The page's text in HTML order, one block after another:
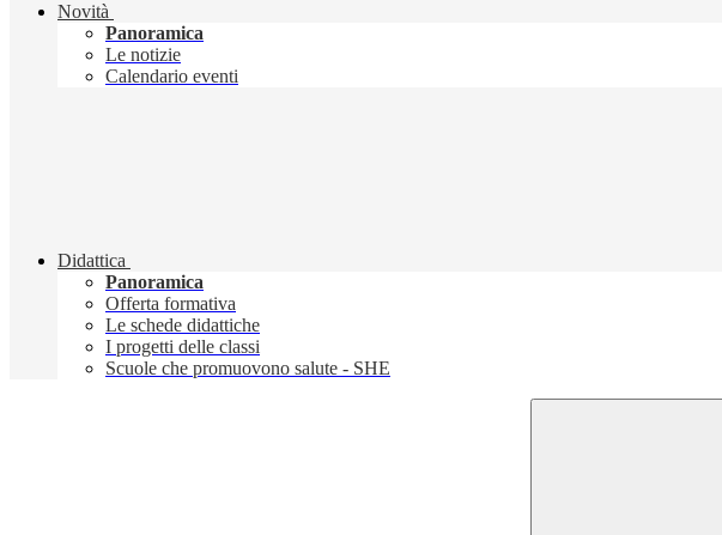
Novità
Panoramica
Le notizie
Calendario eventi
Didattica
Panoramica
Offerta formativa
Le schede didattiche
I progetti delle classi
Scuole che promuovono salute - SHE